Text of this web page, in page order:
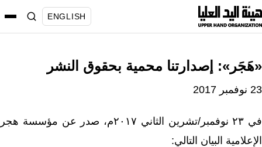
انتقل
إلى
ENGLISH
«هَجَر»: إصدارتنا محمية بحقوق النشر
23 نوفمبر 2017
في ٢٣ نوفمبر/تشرين الثاني ٢٠١٧م، صدر عن مؤسسة هجر
الإعلامية البيان التالي: